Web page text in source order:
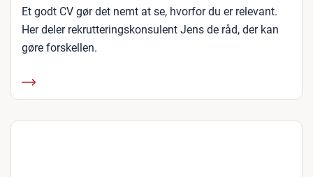
Et godt CV gør det nemt at se, hvorfor du er relevant.
Her deler rekrutteringskonsulent Jens de råd, der kan
gøre forskellen.